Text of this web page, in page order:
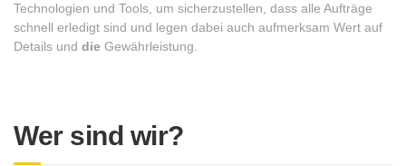
Technologien und Tools, um sicherzustellen, dass alle Aufträge
schnell erledigt sind und legen dabei auch aufmerksam Wert auf
Details und die Gewährleistung.
Wer sind wir?